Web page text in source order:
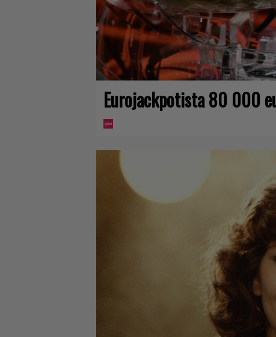
Eurojackpotista 80 000